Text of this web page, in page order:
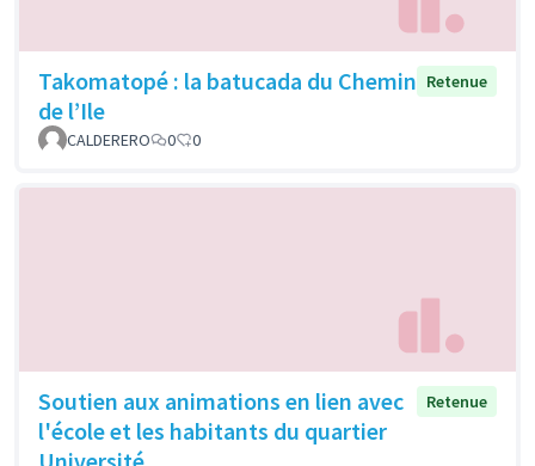
Takomatopé : la batucada du Chemin
de l’Ile
Retenue
CALDERERO 0 0
Soutien aux animations en lien avec
l'école et les habitants du quartier
Retenue